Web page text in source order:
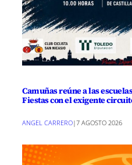
Camuñas reúne a las
Fiestas con el exigente
ANGEL CARRERO|7 AGOSTO 2026